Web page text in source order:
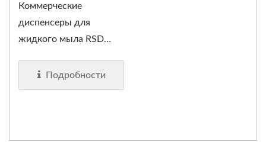
Коммерческие
диспенсеры для
жидкого мыла RSD
Подробности